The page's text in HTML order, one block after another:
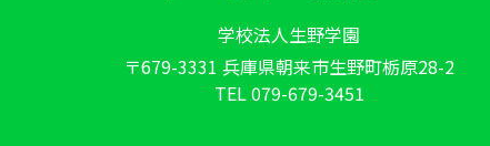
学校法人生野学園
〒679-3331 兵庫県朝来市生野町栃原28-2
TEL 079-679-3451